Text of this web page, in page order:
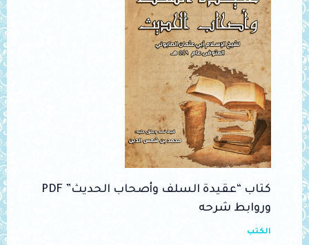
كتاب “عقيدة السلف وأصحاب الحديث” PDF
وروابط شرحه
الكتب